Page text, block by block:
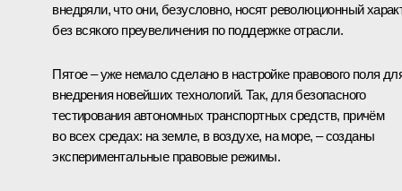
внедряли, что они, безусловно, носят революционный
без всякого преувеличения по поддержке отрасли.
Пятое – уже немало сделано в настройке правового поля
внедрения новейших технологий. Так, для безопасного
тестирования автономных транспортных средств, причём
во всех средах: на земле, в воздухе, на море, – созданы
экспериментальные правовые режимы.